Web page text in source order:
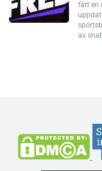
fått en
av